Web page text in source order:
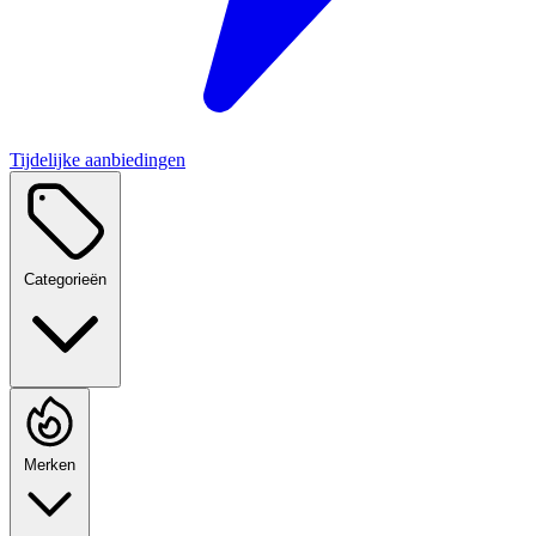
Tijdelijke aanbiedingen
Categorieën
Merken